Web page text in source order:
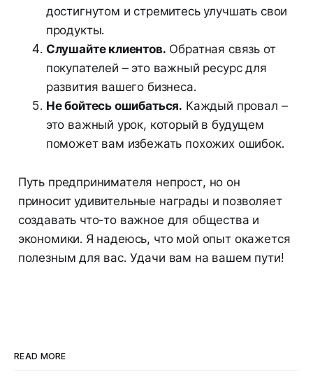
достигнутом и стремитесь улучшать свои
продукты.
Слушайте клиентов. Обратная связь от
покупателей – это важный ресурс для
развития вашего бизнеса.
Не бойтесь ошибаться. Каждый провал –
это важный урок, который в будущем
поможет вам избежать похожих ошибок.
Путь предпринимателя непрост, но он
приносит удивительные награды и позволяет
создавать что-то важное для общества и
экономики. Я надеюсь, что мой опыт окажется
полезным для вас. Удачи вам на вашем пути!
READ MORE